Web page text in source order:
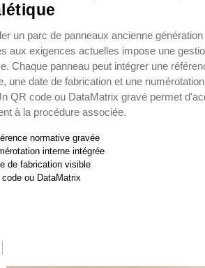
un parc de panneaux ancienne génération
aux exigences actuelles impose une
Chaque panneau peut intégrer une
une date de fabrication et une numérotation
QR code ou DataMatrix gravé permet
à la procédure associée.
normative gravée
interne intégrée
de fabrication visible
code ou DataMatrix